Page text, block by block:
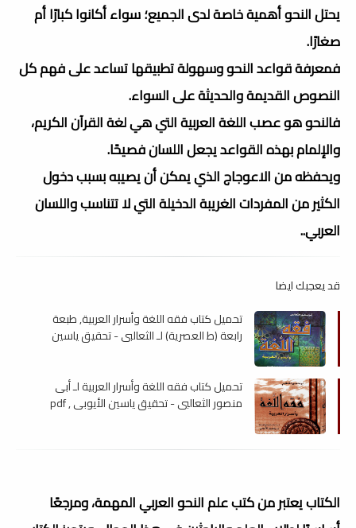
يحتل النحو أهمية خاصة لدى الجميع؛ سواء أكانوا كبارًا أم
صغارًا.
فمعرفة قواعد النحو وسهولة تطبيقها تساعد على فهم كل
النصوص القديمة والحديثة على السواء.
فالنحو هو عصب اللغة العربية التي هي لغة القرآن الكريم،
والإلمام بهذه القواعد يجعل اللسان فصيحًا.
ويحفظه من الاعوجاج الذي يمكن أن يصيبه بسبب دخول
الكثير من المفردات الغريبة الدخيلة التي لا تتناسب واللسان
العربي..
قد يعجبك ايضا
تحميل كتاب فقه اللغة وأسرار العربية, طبعة
رابعة (ط العصرية) لـ الثعالبي - تحقيق ياسين
تحميل كتاب فقه اللغة وأسرار العربية لـ أبى
منصور الثعالبي - تحقيق ياسين الأيوبي , pdf
الكتاب يعتبر من كتب علم النحو العربي المهمة، ومرجعًا